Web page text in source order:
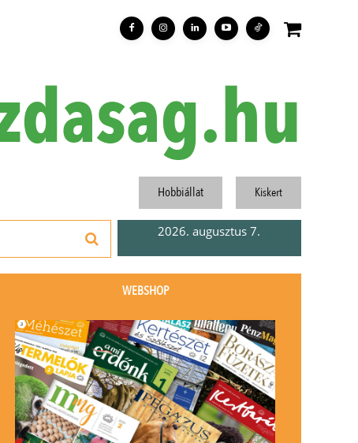
Hobbiállat Kiskert
2026. augusztus 7.
WEBSHOP